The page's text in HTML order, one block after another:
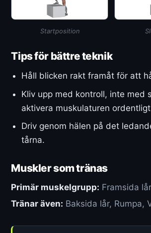
Startposition
Tips för bättre teknik
Håll blicken rakt framåt för att
Kliv upp med kontroll, inte med
aktivera muskulaturen
Driv genom hälen på det
tårna.
Muskler som tränas
Primär muskelgrupp: Framsida lår
Tränar även: Baksida lår, Rumpa,